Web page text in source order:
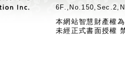
本網站智慧財產權
未經正式書面授權